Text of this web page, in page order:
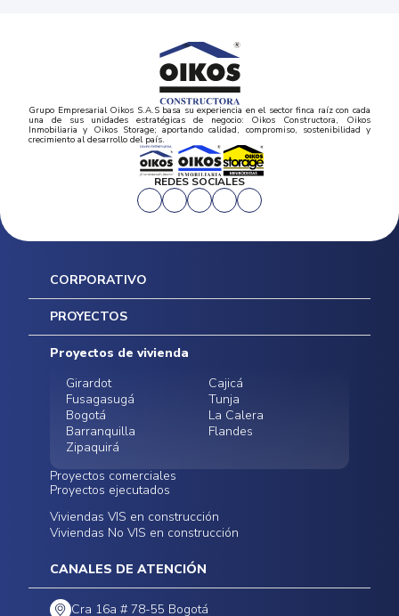
Grupo Empresarial Oikos S.A.S basa su experiencia en el sector finca raíz con cada
una de sus unidades estratégicas de negocio: Oikos Constructora, Oikos
Inmobiliaria y Oikos Storage; aportando calidad, compromiso, sostenibilidad y
crecimiento al desarrollo del país.
REDES SOCIALES
CORPORATIVO
Inicio
Mapa del sitio
Postventas
Contratación Directa
Noticias
PROYECTOS
Proyectos de vivienda
Girardot
Cajicá
Fusagasugá
Tunja
Bogotá
La Calera
Barranquilla
Flandes
Zipaquirá
Proyectos comerciales
Funza
Infinitum Zentral
Bodegas - ALMAX
Centro Comercial
Proyectos ejecutados
Conoce nuestros
proyectos ejecutados
Viviendas VIS en construcción
Viviendas No VIS en construcción
CANALES DE ATENCIÓN
Cra 16a # 78-55 Bogotá